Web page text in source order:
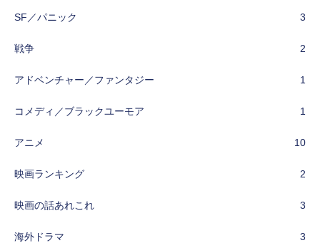
SF／パニック 3
戦争 2
アドベンチャー／ファンタジー 1
コメディ／ブラックユーモア 1
アニメ 10
映画ランキング 2
映画の話あれこれ 3
海外ドラマ 3